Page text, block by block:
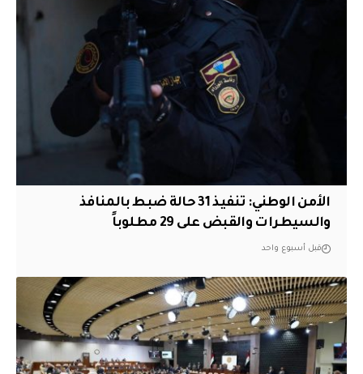
الأمن الوطني: تنفيذ 31 حالة ضبط بالمنافذ
والسيطرات والقبض على 29 مطلوباً
قبل أسبوع واحد